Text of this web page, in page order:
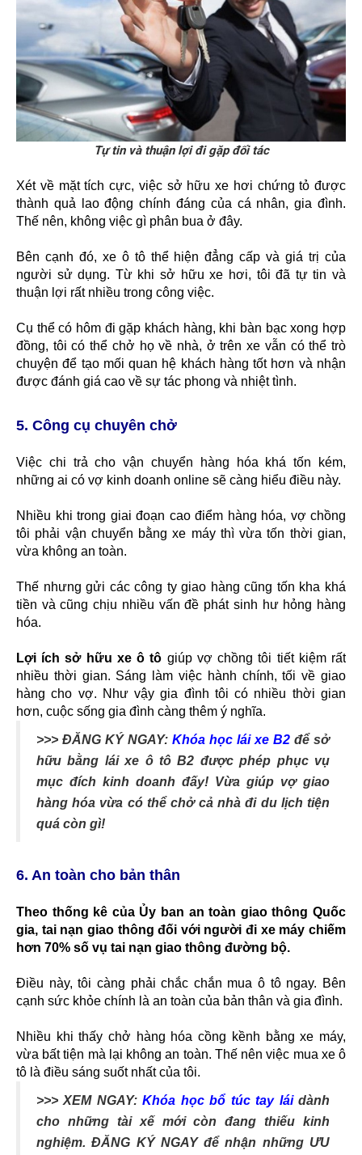
Tự tin và thuận lợi đi gặp đối tác
Xét về mặt tích cực, việc sở hữu xe hơi chứng tỏ được
thành quả lao động chính đáng của cá nhân, gia đình.
Thế nên, không việc gì phân bua ở đây.
Bên cạnh đó, xe ô tô thể hiện đẳng cấp và giá trị của
người sử dụng. Từ khi sở hữu xe hơi, tôi đã tự tin và
thuận lợi rất nhiều trong công việc.
Cụ thể có hôm đi gặp khách hàng, khi bàn bạc xong hợp
đồng, tôi có thể chở họ về nhà, ở trên xe vẫn có thể trò
chuyện để tạo mối quan hệ khách hàng tốt hơn và nhận
được đánh giá cao về sự tác phong và nhiệt tình.
5. Công cụ chuyên chở
Việc chi trả cho vận chuyển hàng hóa khá tốn kém,
những ai có vợ kinh doanh online sẽ càng hiểu điều này.
Nhiều khi trong giai đoạn cao điểm hàng hóa, vợ chồng
tôi phải vận chuyển bằng xe máy thì vừa tốn thời gian,
vừa không an toàn.
Thế nhưng gửi các công ty giao hàng cũng tốn kha khá
tiền và cũng chịu nhiều vấn đề phát sinh hư hỏng hàng
hóa.
Lợi ích sở hữu xe ô tô giúp vợ chồng tôi tiết kiệm rất
nhiều thời gian. Sáng làm việc hành chính, tối về giao
hàng cho vợ. Như vậy gia đình tôi có nhiều thời gian
hơn, cuộc sống gia đình càng thêm ý nghĩa.
>>> ĐĂNG KÝ NGAY: Khóa học lái xe B2 để sở
hữu bằng lái xe ô tô B2 được phép phục vụ
mục đích kinh doanh đấy! Vừa giúp vợ giao
hàng hóa vừa có thể chở cả nhà đi du lịch tiện
quá còn gì!
6. An toàn cho bản thân
Theo thống kê của Ủy ban an toàn giao thông Quốc
gia, tai nạn giao thông đối với người đi xe máy chiếm
hơn 70% số vụ tai nạn giao thông đường bộ.
Điều này, tôi càng phải chắc chắn mua ô tô ngay. Bên
cạnh sức khỏe chính là an toàn của bản thân và gia đình.
Nhiều khi thấy chở hàng hóa cồng kềnh bằng xe máy,
vừa bất tiện mà lại không an toàn. Thế nên việc mua xe ô
tô là điều sáng suốt nhất của tôi.
>>> XEM NGAY:Khóa học bổ túc tay láidành
cho những tài xế mới còn đang thiếu kinh
nghiệm. ĐĂNG KÝ NGAY để nhận những ƯU